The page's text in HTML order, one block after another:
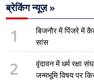
ब्रेकिंग न्यूज़ »
1
बिजनौर में पिंजरे में
सांस
2
वृंदावन में धर्म रक्षा
जन्मभूमि विषय पर